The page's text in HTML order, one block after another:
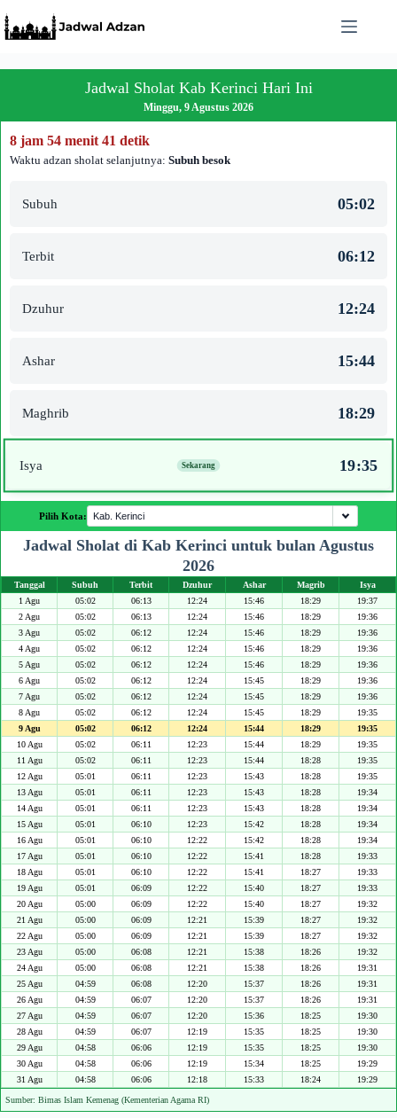
to
content
Jadwal Sholat Kab Kerinci Hari Ini
Minggu, 9 Agustus 2026
8 jam 54 menit 41 detik
Waktu adzan sholat selanjutnya: Subuh besok
Subuh 05:02
Terbit 06:12
Dzuhur 12:24
Ashar 15:44
Maghrib 18:29
Isya 19:35
Pilih Kota:
Jadwal Sholat di Kab Kerinci untuk bulan Agustus
2026
Tanggal Subuh Terbit Dzuhur Ashar Magrib
Isya
1 Agu
05:02 06:13 12:24 15:46 18:29
19:37
2 Agu
05:02 06:13 12:24 15:46 18:29
19:36
3 Agu
05:02 06:12 12:24 15:46 18:29
19:36
4 Agu
05:02 06:12 12:24 15:46 18:29
19:36
5 Agu
05:02 06:12 12:24 15:46 18:29
19:36
6 Agu
05:02 06:12 12:24 15:45 18:29
19:36
7 Agu
05:02 06:12 12:24 15:45 18:29
19:36
8 Agu
05:02 06:12 12:24 15:45 18:29
19:35
9 Agu
05:02 06:12 12:24 15:44 18:29
19:35
10 Agu
05:02 06:11 12:23 15:44 18:29
19:35
11 Agu
05:02 06:11 12:23 15:44 18:28
19:35
12 Agu
05:01 06:11 12:23 15:43 18:28
19:35
13 Agu
05:01 06:11 12:23 15:43 18:28
19:34
14 Agu
05:01 06:11 12:23 15:43 18:28
19:34
15 Agu
05:01 06:10 12:23 15:42 18:28
19:34
16 Agu
05:01 06:10 12:22 15:42 18:28
19:34
17 Agu
05:01 06:10 12:22 15:41 18:28
19:33
18 Agu
05:01 06:10 12:22 15:41 18:27
19:33
19 Agu
05:01 06:09 12:22 15:40 18:27
19:33
20 Agu
05:00 06:09 12:22 15:40 18:27
19:32
21 Agu
05:00 06:09 12:21 15:39 18:27
19:32
22 Agu
05:00 06:09 12:21 15:39 18:27
19:32
23 Agu
05:00 06:08 12:21 15:38 18:26
19:32
24 Agu
05:00 06:08 12:21 15:38 18:26
19:31
25 Agu
04:59 06:08 12:20 15:37 18:26
19:31
26 Agu
04:59 06:07 12:20 15:37 18:26
19:31
27 Agu
04:59 06:07 12:20 15:36 18:25
19:30
28 Agu
04:59 06:07 12:19 15:35 18:25
19:30
29 Agu
04:58 06:06 12:19 15:35 18:25
19:30
30 Agu
04:58 06:06 12:19 15:34 18:25
19:29
31 Agu
04:58 06:06 12:18 15:33 18:24 19:29
Sumber: Bimas Islam Kemenag (Kementerian Agama RI)